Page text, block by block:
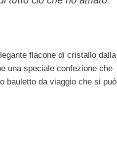
flacone di cristallo dalla
una speciale confezione che
bauletto da viaggio che si può